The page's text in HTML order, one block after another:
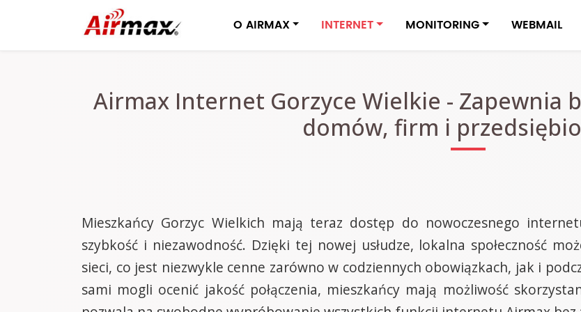
O AIRMAX INTERNET MONITORING WEBMAIL
Airmax Internet Gorzyce Wielkie - Zapewnia
domów, firm i
Mieszkańcy Gorzyc Wielkich mają teraz dostęp do nowoczesnego
szybkość i niezawodność. Dzięki tej nowej usłudze, lokalna społeczność
sieci, co jest niezwykle cenne zarówno w codziennych obowiązkach, jak i
sami mogli ocenić jakość połączenia, mieszkańcy mają możliwość